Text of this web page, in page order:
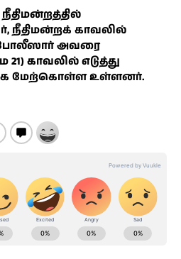
நீதிமன்றத்தில்
நீதிமன்றக் காவலில்
அவரை
காவலில் எடுத்து
மேற்கொள்ள உள்ளனர்.